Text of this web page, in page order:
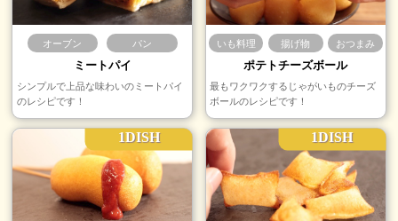
オーブン パン
ミートパイ
シンプルで上品な味わいのミートパイ
のレシピです！
いも料理 揚げ物 おつまみ
ポテトチーズボール
最もワクワクするじゃがいものチーズ
ボールのレシピです！
1DISH 1DISH